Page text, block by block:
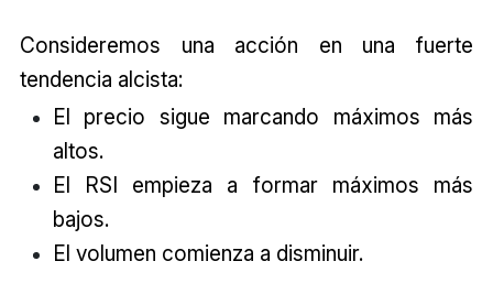
Consideremos una acción en una fuerte
tendencia alcista:
El precio sigue marcando máximos más
altos.
El RSI empieza a formar máximos más
bajos.
El volumen comienza a disminuir.